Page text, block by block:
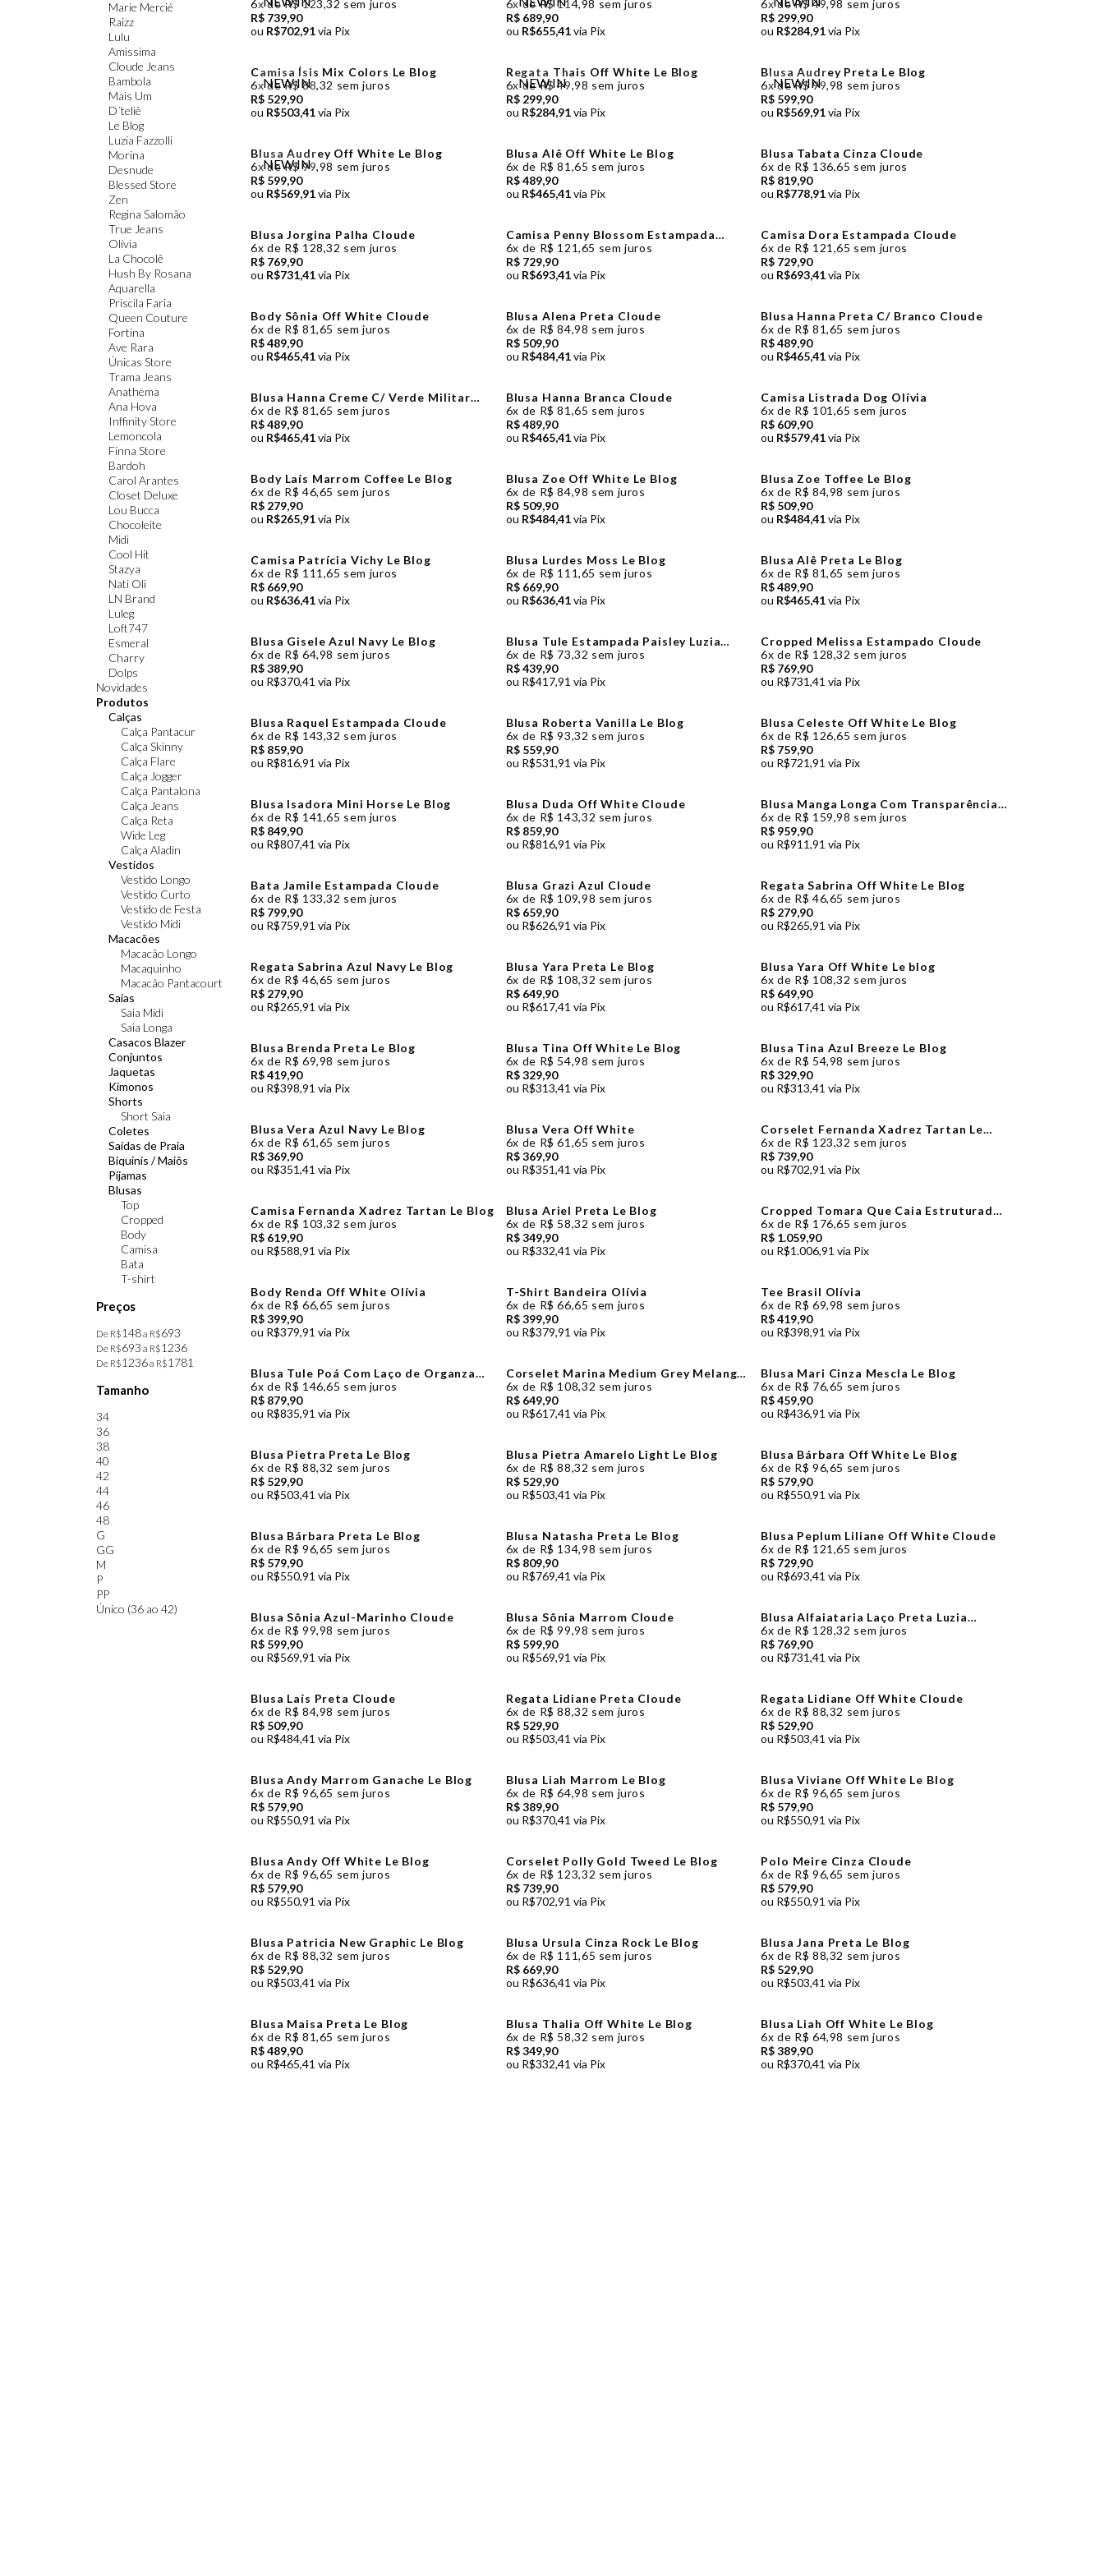
Marie Mercié
Raizz
Lulu
Amissima
Cloude Jeans
Bambola
Mais Um
D´teliê
Le Blog
Luzia Fazzolli
Morina
Desnude
Blessed Store
Zen
Regina Salomão
True Jeans
Olívia
La Chocolê
Hush By Rosana
Aquarella
Priscila Faria
Queen Couture
Fortina
Ave Rara
Únicas Store
Trama Jeans
Anathema
Ana Hova
Inffinity Store
Lemoncola
Finna Store
Bardoh
Carol Arantes
Closet Deluxe
Lou Bucca
Chocoleite
Midi
Cool Hit
Stazya
Nati Oli
LN Brand
Luleg
Loft747
Esmeral
Charry
Dolps
Novidades
Produtos
Calças
Calça Pantacur
Calça Skinny
Calça Flare
Calça Jogger
Calça Pantalona
Calça Jeans
Calça Reta
Wide Leg
Calça Aladin
Vestidos
Vestido Longo
Vestido Curto
Vestido de Festa
Vestido Midi
Macacões
Macacão Longo
Macaquinho
Macacão Pantacourt
Saias
Saia Midi
Saia Longa
Casacos Blazer
Conjuntos
Jaquetas
Kimonos
Shorts
Short Saia
Coletes
Saídas de Praia
Biquínis / Maiôs
Pijamas
Blusas
Top
Cropped
Body
Camisa
Bata
T-shirt
Preços
De R$148a R$693
De R$693 a R$1236
De R$1236a R$1781
Tamanho
34
36
38
40
42
44
46
48
G
GG
M
P
PP
Único (36 ao 42)
6x de R$ 123,32 sem juros
R$ 739,90
ou R$702,91via Pix
6x de R$ 114,98 sem juros
R$ 689,90
ou R$655,41via Pix
6x de R$ 49,98 sem juros
R$ 299,90
ou R$284,91via Pix
NEW IN
Camisa Ísis Mix Colors Le Blog
6x de R$ 88,32 sem juros
R$ 529,90
ou R$503,41via Pix
NEW IN
Regata Thais Off White Le Blog
6x de R$ 49,98 sem juros
R$ 299,90
ou R$284,91via Pix
NEW IN
Blusa Audrey Preta Le Blog
6x de R$ 99,98 sem juros
R$ 599,90
ou R$569,91via Pix
NEW IN
Blusa Audrey Off White Le Blog
6x de R$ 99,98 sem juros
R$ 599,90
ou R$569,91via Pix
Blusa Alê Off White Le Blog
6x de R$ 81,65 sem juros
R$ 489,90
ou R$465,41via Pix
Blusa Tabata Cinza Cloude
6x de R$ 136,65 sem juros
R$ 819,90
ou R$778,91via Pix
Blusa Jorgina Palha Cloude
6x de R$ 128,32 sem juros
R$ 769,90
ou R$731,41via Pix
Camisa Penny Blossom Estampada
Cloude
6x de R$ 121,65 sem juros
R$ 729,90
ou R$693,41via Pix
Camisa Dora Estampada Cloude
6x de R$ 121,65 sem juros
R$ 729,90
ou R$693,41via Pix
Body Sônia Off White Cloude
6x de R$ 81,65 sem juros
R$ 489,90
ou R$465,41via Pix
Blusa Alena Preta Cloude
6x de R$ 84,98 sem juros
R$ 509,90
ou R$484,41via Pix
Blusa Hanna Preta C/ Branco Cloude
6x de R$ 81,65 sem juros
R$ 489,90
ou R$465,41via Pix
Blusa Hanna Creme C/ Verde Militar
Cloude
6x de R$ 81,65 sem juros
R$ 489,90
ou R$465,41via Pix
Blusa Hanna Branca Cloude
6x de R$ 81,65 sem juros
R$ 489,90
ou R$465,41via Pix
Camisa Listrada Dog Olívia
6x de R$ 101,65 sem juros
R$ 609,90
ou R$579,41via Pix
Body Laís Marrom Coffee Le Blog
6x de R$ 46,65 sem juros
R$ 279,90
ou R$265,91via Pix
Blusa Zoe Off White Le Blog
6x de R$ 84,98 sem juros
R$ 509,90
ou R$484,41via Pix
Blusa Zoe Toffee Le Blog
6x de R$ 84,98 sem juros
R$ 509,90
ou R$484,41via Pix
Camisa Patrícia Vichy Le Blog
6x de R$ 111,65 sem juros
R$ 669,90
ou R$636,41via Pix
Blusa Lurdes Moss Le Blog
6x de R$ 111,65 sem juros
R$ 669,90
ou R$636,41via Pix
Blusa Alê Preta Le Blog
6x de R$ 81,65 sem juros
R$ 489,90
ou R$465,41via Pix
Blusa Gisele Azul Navy Le Blog
6x de R$ 64,98 sem juros
R$ 389,90
ou R$370,41 via Pix
Blusa Tule Estampada Paisley Luzia
Fazzolli
6x de R$ 73,32 sem juros
R$ 439,90
ou R$417,91 via Pix
Cropped Melissa Estampado Cloude
6x de R$ 128,32 sem juros
R$ 769,90
ou R$731,41 via Pix
Blusa Raquel Estampada Cloude
6x de R$ 143,32 sem juros
R$ 859,90
ou R$816,91 via Pix
Blusa Roberta Vanilla Le Blog
6x de R$ 93,32 sem juros
R$ 559,90
ou R$531,91 via Pix
Blusa Celeste Off White Le Blog
6x de R$ 126,65 sem juros
R$ 759,90
ou R$721,91 via Pix
Blusa Isadora Mini Horse Le Blog
6x de R$ 141,65 sem juros
R$ 849,90
ou R$807,41 via Pix
Blusa Duda Off White Cloude
6x de R$ 143,32 sem juros
R$ 859,90
ou R$816,91 via Pix
Blusa Manga Longa Com Transparência
e Acinturada Off White Zen
6x de R$ 159,98 sem juros
R$ 959,90
ou R$911,91 via Pix
Bata Jamile Estampada Cloude
6x de R$ 133,32 sem juros
R$ 799,90
ou R$759,91 via Pix
Blusa Grazi Azul Cloude
6x de R$ 109,98 sem juros
R$ 659,90
ou R$626,91 via Pix
Regata Sabrina Off White Le Blog
6x de R$ 46,65 sem juros
R$ 279,90
ou R$265,91 via Pix
Regata Sabrina Azul Navy Le Blog
6x de R$ 46,65 sem juros
R$ 279,90
ou R$265,91 via Pix
Blusa Yara Preta Le Blog
6x de R$ 108,32 sem juros
R$ 649,90
ou R$617,41 via Pix
Blusa Yara Off White Le blog
6x de R$ 108,32 sem juros
R$ 649,90
ou R$617,41 via Pix
Blusa Brenda Preta Le Blog
6x de R$ 69,98 sem juros
R$ 419,90
ou R$398,91 via Pix
Blusa Tina Off White Le Blog
6x de R$ 54,98 sem juros
R$ 329,90
ou R$313,41 via Pix
Blusa Tina Azul Breeze Le Blog
6x de R$ 54,98 sem juros
R$ 329,90
ou R$313,41 via Pix
Blusa Vera Azul Navy Le Blog
6x de R$ 61,65 sem juros
R$ 369,90
ou R$351,41 via Pix
Blusa Vera Off White
6x de R$ 61,65 sem juros
R$ 369,90
ou R$351,41 via Pix
Corselet Fernanda Xadrez Tartan Le
Blog
6x de R$ 123,32 sem juros
R$ 739,90
ou R$702,91 via Pix
Camisa Fernanda Xadrez Tartan Le Blog
6x de R$ 103,32 sem juros
R$ 619,90
ou R$588,91 via Pix
Blusa Ariel Preta Le Blog
6x de R$ 58,32 sem juros
R$ 349,90
ou R$332,41 via Pix
Cropped Tomara Que Caia Estruturado
Com Franzidos Decote Off White Zen
6x de R$ 176,65 sem juros
R$ 1.059,90
ou R$1.006,91 via Pix
Body Renda Off White Olívia
6x de R$ 66,65 sem juros
R$ 399,90
ou R$379,91 via Pix
T-Shirt Bandeira Olívia
6x de R$ 66,65 sem juros
R$ 399,90
ou R$379,91 via Pix
Tee Brasil Olívia
6x de R$ 69,98 sem juros
R$ 419,90
ou R$398,91 via Pix
Blusa Tule Poá Com Laço de Organza
Off White Luzia Fazzolli
6x de R$ 146,65 sem juros
R$ 879,90
ou R$835,91 via Pix
Corselet Marina Medium Grey Melange
Le Blog
6x de R$ 108,32 sem juros
R$ 649,90
ou R$617,41 via Pix
Blusa Mari Cinza Mescla Le Blog
6x de R$ 76,65 sem juros
R$ 459,90
ou R$436,91 via Pix
Blusa Pietra Preta Le Blog
6x de R$ 88,32 sem juros
R$ 529,90
ou R$503,41 via Pix
Blusa Pietra Amarelo Light Le Blog
6x de R$ 88,32 sem juros
R$ 529,90
ou R$503,41 via Pix
Blusa Bárbara Off White Le Blog
6x de R$ 96,65 sem juros
R$ 579,90
ou R$550,91 via Pix
Blusa Bárbara Preta Le Blog
6x de R$ 96,65 sem juros
R$ 579,90
ou R$550,91 via Pix
Blusa Natasha Preta Le Blog
6x de R$ 134,98 sem juros
R$ 809,90
ou R$769,41 via Pix
Blusa Peplum Liliane Off White Cloude
6x de R$ 121,65 sem juros
R$ 729,90
ou R$693,41 via Pix
Blusa Sônia Azul-Marinho Cloude
6x de R$ 99,98 sem juros
R$ 599,90
ou R$569,91 via Pix
Blusa Sônia Marrom Cloude
6x de R$ 99,98 sem juros
R$ 599,90
ou R$569,91 via Pix
Blusa Alfaiataria Laço Preta Luzia
Fazzolli
6x de R$ 128,32 sem juros
R$ 769,90
ou R$731,41 via Pix
Blusa Laís Preta Cloude
6x de R$ 84,98 sem juros
R$ 509,90
ou R$484,41 via Pix
Regata Lidiane Preta Cloude
6x de R$ 88,32 sem juros
R$ 529,90
ou R$503,41 via Pix
Regata Lidiane Off White Cloude
6x de R$ 88,32 sem juros
R$ 529,90
ou R$503,41 via Pix
Blusa Andy Marrom Ganache Le Blog
6x de R$ 96,65 sem juros
R$ 579,90
ou R$550,91 via Pix
Blusa Liah Marrom Le Blog
6x de R$ 64,98 sem juros
R$ 389,90
ou R$370,41 via Pix
Blusa Viviane Off White Le Blog
6x de R$ 96,65 sem juros
R$ 579,90
ou R$550,91 via Pix
Blusa Andy Off White Le Blog
6x de R$ 96,65 sem juros
R$ 579,90
ou R$550,91 via Pix
Corselet Polly Gold Tweed Le Blog
6x de R$ 123,32 sem juros
R$ 739,90
ou R$702,91 via Pix
Polo Meire Cinza Cloude
6x de R$ 96,65 sem juros
R$ 579,90
ou R$550,91 via Pix
Blusa Patricia New Graphic Le Blog
6x de R$ 88,32 sem juros
R$ 529,90
ou R$503,41 via Pix
Blusa Ursula Cinza Rock Le Blog
6x de R$ 111,65 sem juros
R$ 669,90
ou R$636,41 via Pix
Blusa Jana Preta Le Blog
6x de R$ 88,32 sem juros
R$ 529,90
ou R$503,41 via Pix
Blusa Maisa Preta Le Blog
6x de R$ 81,65 sem juros
R$ 489,90
ou R$465,41 via Pix
Blusa Thalia Off White Le Blog
6x de R$ 58,32 sem juros
R$ 349,90
ou R$332,41 via Pix
Blusa Liah Off White Le Blog
6x de R$ 64,98 sem juros
R$ 389,90
ou R$370,41 via Pix